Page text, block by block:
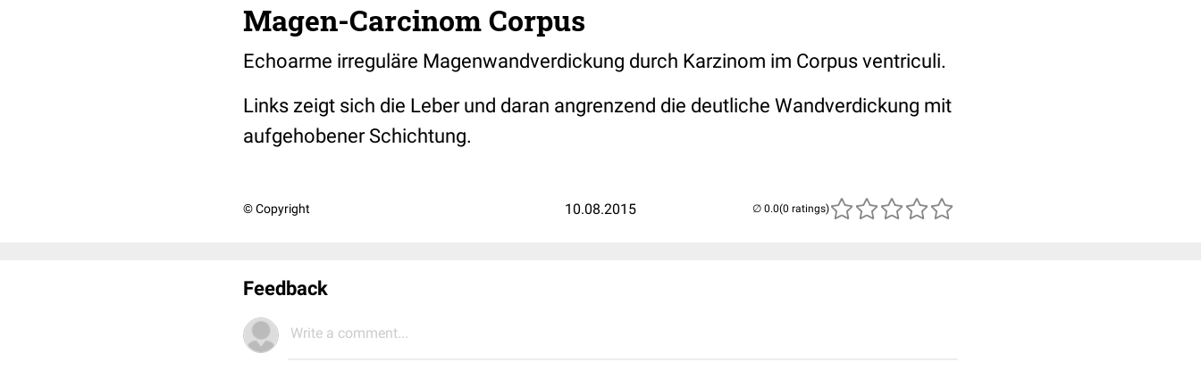
Magen-Carcinom Corpus
Echoarme irreguläre Magenwandverdickung durch Karzinom im Corpus ventriculi.
Links zeigt sich die Leber und daran angrenzend die deutliche Wandverdickung mit
aufgehobener Schichtung.
© Copyright 10.08.2015 (0 ratings)
Feedback
Write a comment...